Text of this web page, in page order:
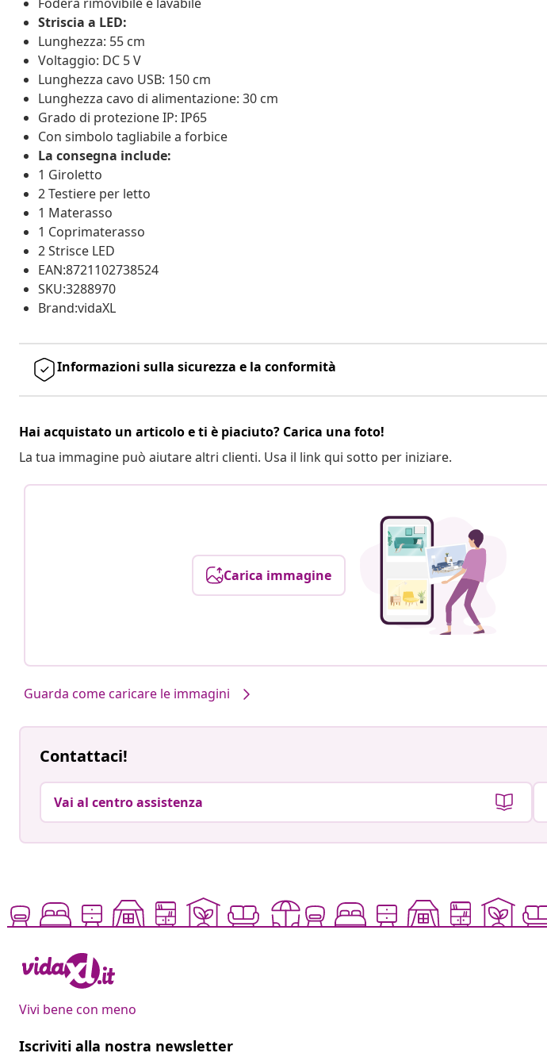
Striscia a LED:
Lunghezza: 55 cm
Voltaggio: DC 5 V
Lunghezza cavo USB: 150 cm
Lunghezza cavo di alimentazione: 30 cm
Grado di protezione IP: IP65
Con simbolo tagliabile a forbice
La consegna include:
1 Giroletto
2 Testiere per letto
1 Materasso
1 Coprimaterasso
2 Strisce LED
EAN:8721102738524
SKU:3288970
Brand:vidaXL
Informazioni sulla sicurezza e la conformità
Hai acquistato un articolo e ti è piaciuto? Carica una foto!
La tua immagine può aiutare altri clienti. Usa il link qui sotto per iniziare.
Carica immagine
Guarda come caricare le immagini
Contattaci!
Vai al centro assistenza
Vivi bene con meno
Iscriviti alla nostra newsletter